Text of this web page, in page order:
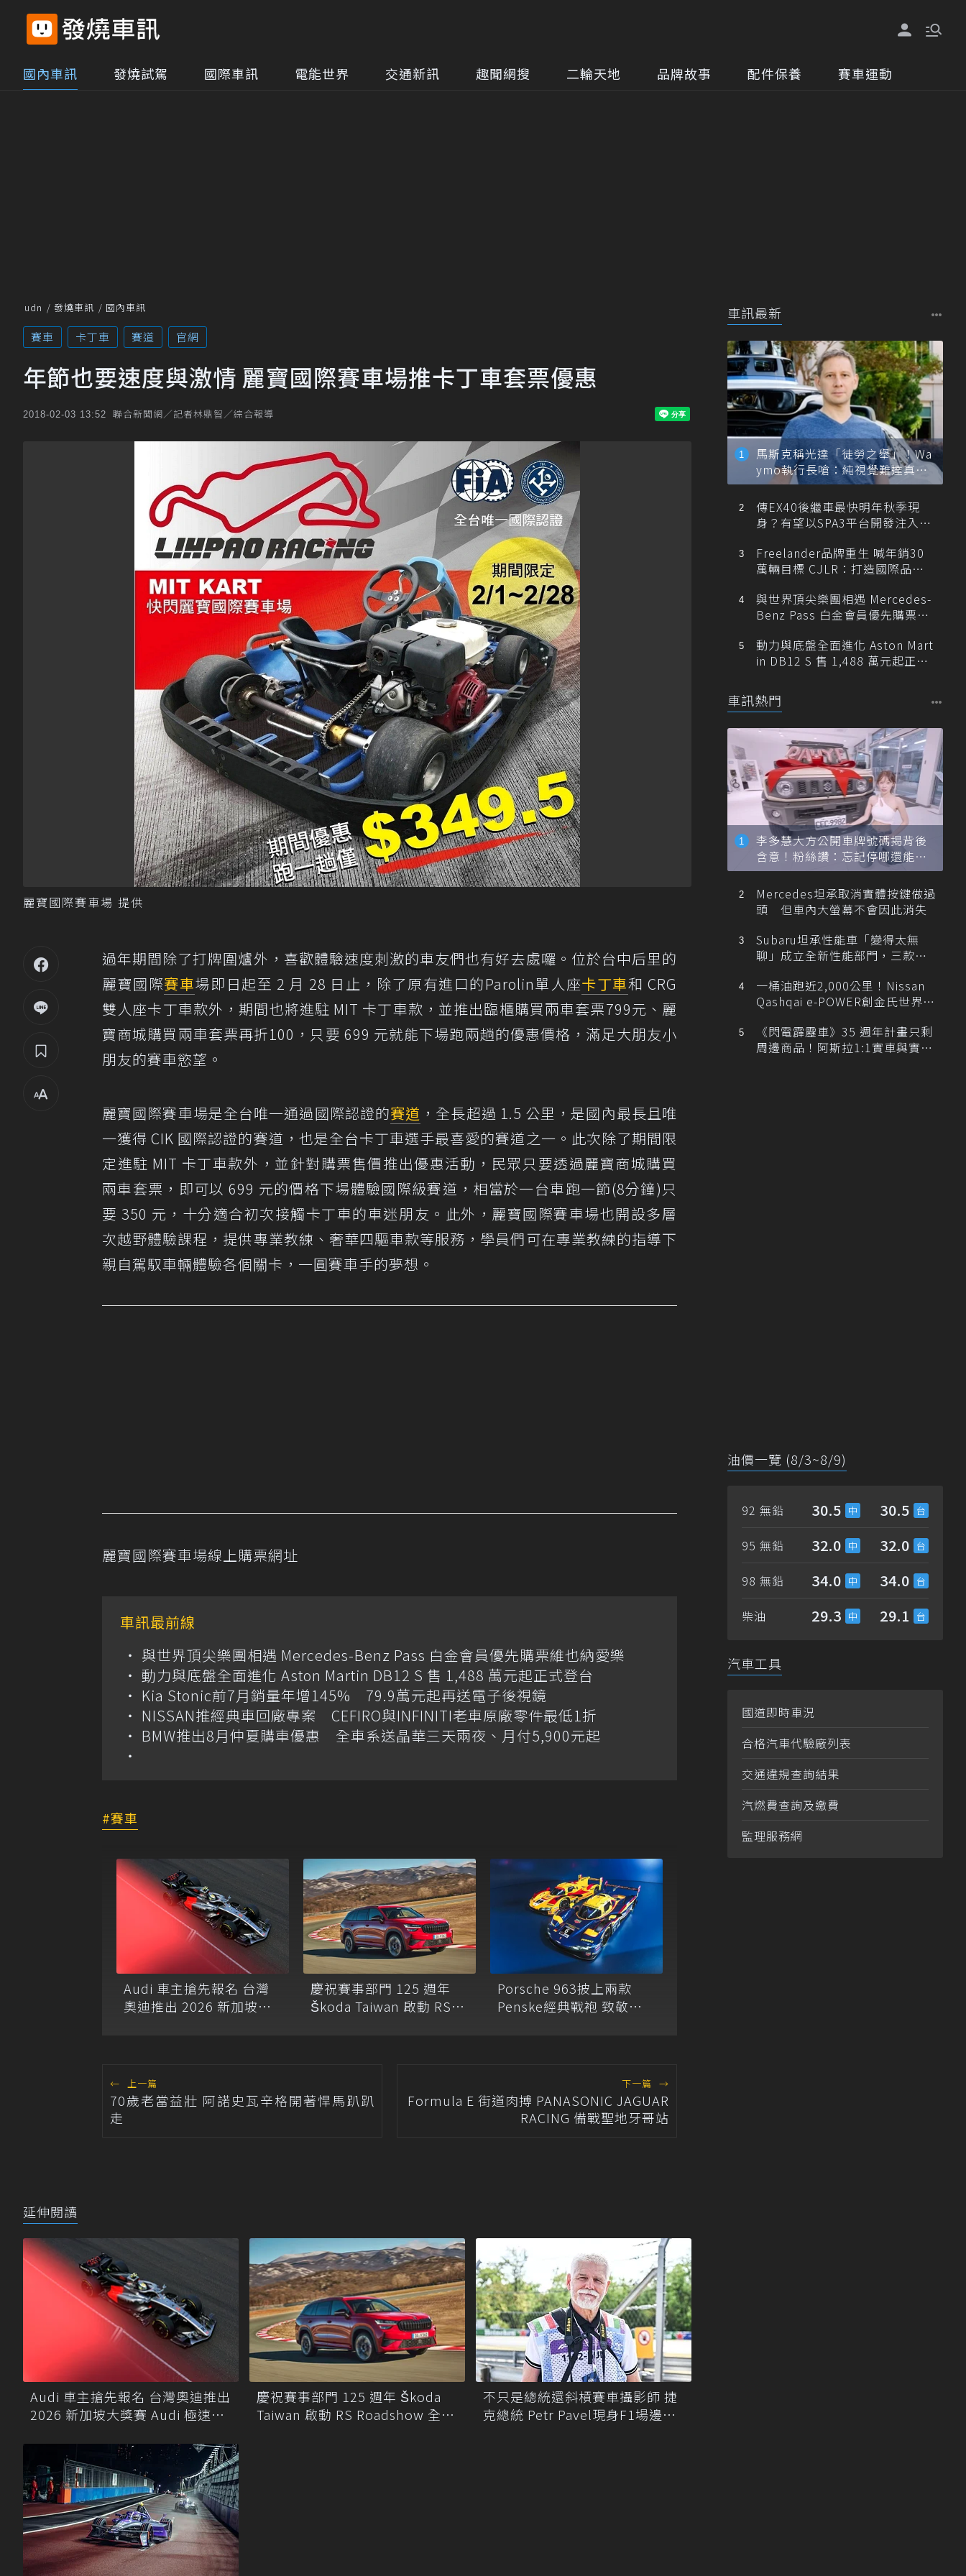
國內車訊 發燒試駕 國際車訊 電能世界 交通新訊 趣聞網搜 二輪天地 品牌故事 配件保養 賽車運動
udn 發燒車訊 國內車訊
賽車 卡丁車 賽道 官網
年節也要速度與激情 麗寶國際賽車場推卡丁車套票優惠
2018-02-03 13:52 聯合新聞網／記者林鼎智／綜合報導
麗寶國際賽車場 提供
過年期間除了打牌圍爐外，喜歡體驗速度刺激的車友們也有好去處囉。位於台中后里的
麗寶國際賽車場即日起至 2 月 28 日止，除了原有進口的Parolin單人座卡丁車和 CRG
雙人座卡丁車款外，期間也將進駐 MIT 卡丁車款，並推出臨櫃購買兩車套票799元、麗
寶商城購買兩車套票再折100，只要 699 元就能下場跑兩趟的優惠價格，滿足大朋友小
朋友的賽車慾望。
麗寶國際賽車場是全台唯一通過國際認證的賽道 ，全長超過 1.5 公里，是國內最長且唯
一獲得 CIK 國際認證的賽道，也是全台卡丁車選手最喜愛的賽道之一。此次除了期間限
定進駐 MIT 卡丁車款外，並針對購票售價推出優惠活動，民眾只要透過麗寶商城購買
兩車套票，即可以 699 元的價格下場體驗國際級賽道，相當於一台車跑一節(8分鐘)只
要 350 元，十分適合初次接觸卡丁車的車迷朋友。此外，麗寶國際賽車場也開設多層
次越野體驗課程，提供專業教練、奢華四驅車款等服務，學員們可在專業教練的指導下
親自駕馭車輛體驗各個關卡，一圓賽車手的夢想。
麗寶國際賽車場線上購票網址
車訊最前線
與世界頂尖樂團相遇 Mercedes-Benz Pass 白金會員優先購票維也納愛樂
動力與底盤全面進化 Aston Martin DB12 S 售 1,488 萬元起正式登台
Kia Stonic前7月銷量年增145% 79.9萬元起再送電子後視鏡
NISSAN推經典車回廠專案 CEFIRO與INFINITI老車原廠零件最低1折
BMW推出8月仲夏購車優惠 全車系送晶華三天兩夜、月付5,900元起
賽車
Audi 車主搶先報名 台灣
奧迪推出 2026 新加坡大
慶祝賽事部門 125 週年
Škoda Taiwan 啟動 RS
Porsche 963披上兩款
Penske經典戰袍 致敬
← 上一篇
70歲老當益壯 阿諾史瓦辛格開著悍馬趴趴
走
下一篇 →
Formula E 街道肉搏 PANASONIC JAGUAR
RACING 備戰聖地牙哥站
延伸閱讀
Audi 車主搶先報名 台灣奧迪推出
2026 新加坡大獎賽 Audi 極速之
慶祝賽事部門 125 週年 Škoda
Taiwan 啟動 RS Roadshow 全台
不只是總統還斜槓賽車攝影師 捷
克總統 Petr Pavel現身F1場邊掌
車訊最新
馬斯克稱光達「徒勞之舉」！Wa
ymo執行長嗆：純視覺難達真正
自動駕駛
傳EX40後繼車最快明年秋季現
身？有望以SPA3平台開發注入80
Freelander品牌重生 喊年銷30
萬輛目標 CJLR：打造國際品牌
與世界頂尖樂團相遇 Mercedes-
Benz Pass 白金會員優先購票維
動力與底盤全面進化 Aston Mart
in DB12 S 售 1,488 萬元起正式
車訊熱門
李多慧大方公開車牌號碼揭背後
含意！粉絲讚：忘記停哪還能幫
忙找車
Mercedes坦承取消實體按鍵做過
頭 但車內大螢幕不會因此消失
Subaru坦承性能車「變得太無
聊」成立全新性能部門，三款手
一桶油跑近2,000公里！Nissan
Qashqai e-POWER創金氏世界紀
《閃電霹靂車》35 週年計畫只剩
周邊商品！阿斯拉1:1實車與實體
油價一覽 (8/3~8/9)
92 無鉛 30.5 30.5
95 無鉛 32.0 32.0
98 無鉛 34.0 34.0
柴油 29.3 29.1
汽車工具
國道即時車況
合格汽車代驗廠列表
交通違規查詢結果
汽燃費查詢及繳費
監理服務網